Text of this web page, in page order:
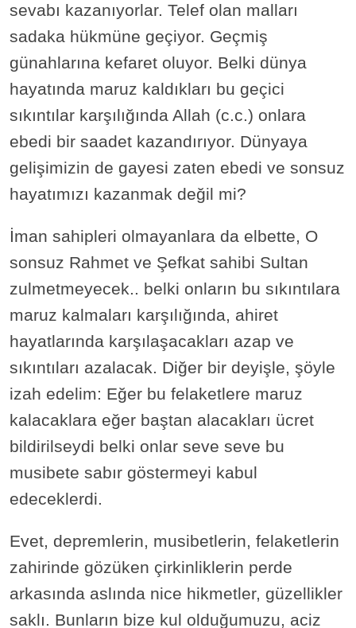
sevabı kazanıyorlar. Telef olan malları
sadaka hükmüne geçiyor. Geçmiş
günahlarına kefaret oluyor. Belki dünya
hayatında maruz kaldıkları bu geçici
sıkıntılar karşılığında Allah (c.c.) onlara
ebedi bir saadet kazandırıyor. Dünyaya
gelişimizin de gayesi zaten ebedi ve sonsuz
hayatımızı kazanmak değil mi?
İman sahipleri olmayanlara da elbette, O
sonsuz Rahmet ve Şefkat sahibi Sultan
zulmetmeyecek.. belki onların bu sıkıntılara
maruz kalmaları karşılığında, ahiret
hayatlarında karşılaşacakları azap ve
sıkıntıları azalacak. Diğer bir deyişle, şöyle
izah edelim: Eğer bu felaketlere maruz
kalacaklara eğer baştan alacakları ücret
bildirilseydi belki onlar seve seve bu
musibete sabır göstermeyi kabul
edeceklerdi.
Evet, depremlerin, musibetlerin, felaketlerin
zahirinde gözüken çirkinliklerin perde
arkasında aslında nice hikmetler, güzellikler
saklı. Bunların bize kul olduğumuzu, aciz